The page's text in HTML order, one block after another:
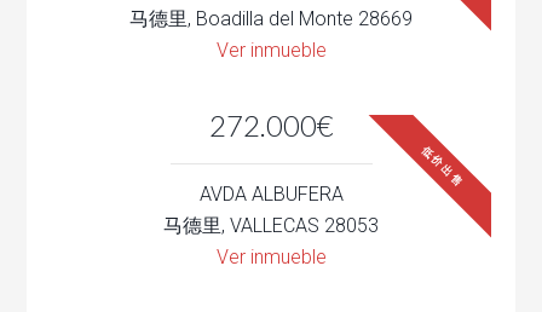
马德里, Boadilla del Monte 28669
Ver inmueble
272.000€
低价出售
AVDA ALBUFERA
马德里, VALLECAS 28053
Ver inmueble